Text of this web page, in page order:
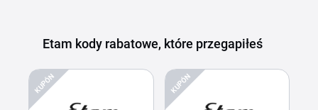
Etam kody rabatowe, które przegapiłeś
KUPÓN KUPÓN